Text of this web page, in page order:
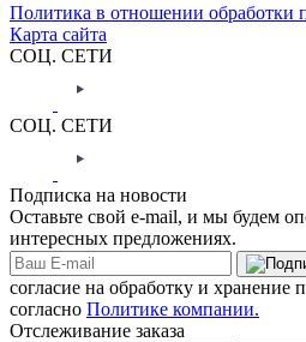
Политика в отношении обработки
Карта сайта
СОЦ. СЕТИ
СОЦ. СЕТИ
Подписка на новости
Оставьте свой e-mail, и мы будем
интересных предложениях.
согласие на обработку и хранение
согласно Политике компании.
Отслеживание заказа